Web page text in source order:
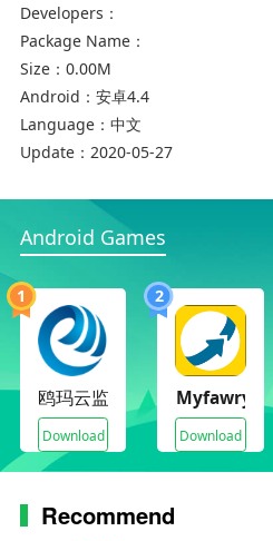
3、在线测评，模拟真实考试
4、师生在线实时问答
学到海南自考客户端更新日志
1、优化用户体验
2、修复已知的BUG
Developers：
Package Name：
Size： 0.00M
Android： 安卓4.4
Language： 中文
Update： 2020-05-27
Android Games
1
鸥玛云监控平台
Download
2
Myfawry
Download
Recommend